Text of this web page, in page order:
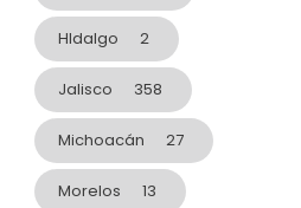
HIdalgo 2
Jalisco 358
Michoacán 27
Morelos 13